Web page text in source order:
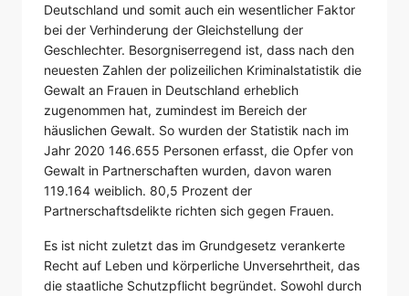
Deutschland und somit auch ein wesentlicher Faktor
bei der Verhinderung der Gleichstellung der
Geschlechter. Besorgniserregend ist, dass nach den
neuesten Zahlen der polizeilichen Kriminalstatistik die
Gewalt an Frauen in Deutschland erheblich
zugenommen hat, zumindest im Bereich der
häuslichen Gewalt. So wurden der Statistik nach im
Jahr 2020 146.655 Personen erfasst, die Opfer von
Gewalt in Partnerschaften wurden, davon waren
119.164 weiblich. 80,5 Prozent der
Partnerschaftsdelikte richten sich gegen Frauen.
Es ist nicht zuletzt das im Grundgesetz verankerte
Recht auf Leben und körperliche Unversehrtheit, das
die staatliche Schutzpflicht begründet. Sowohl durch